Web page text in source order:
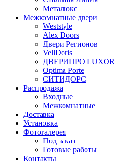
Металюкс
Межкомнатные двери
Weststyle
Alex Doors
Двери Регионов
VellDoris
ДВЕРИПРО LUXOR
Optima Porte
СИТИДОРС
Распродажа
Входные
Межкомнатные
Доставка
Установка
Фотогалерея
Под заказ
Готовые работы
Контакты